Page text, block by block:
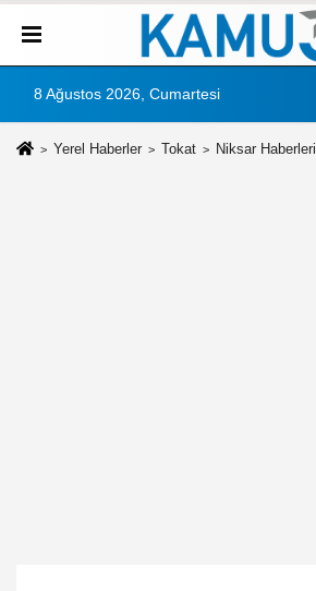
8 Ağustos 2026, Cumartesi
Yerel Haberler Tokat Niksar Haberleri